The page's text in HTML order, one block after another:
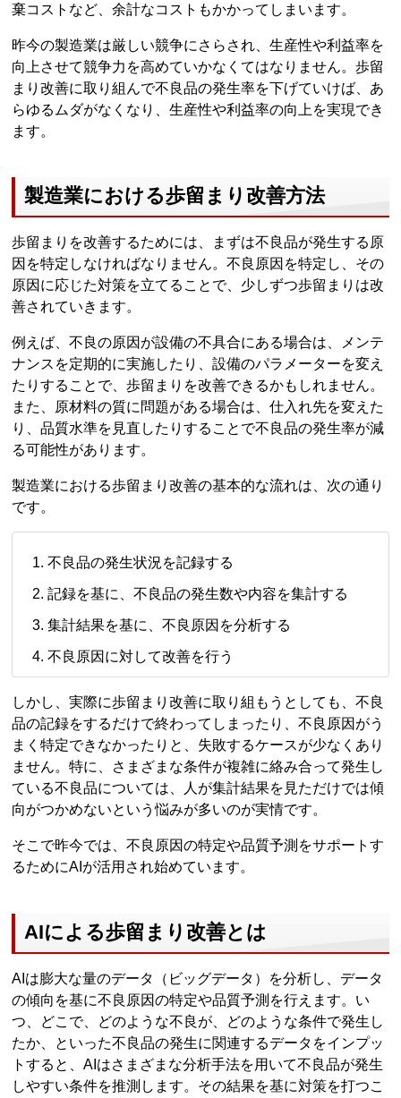
棄コストなど、余計なコストもかかってしまいます。
昨今の製造業は厳しい競争にさらされ、生産性や利益率を
向上させて競争力を高めていかなくてはなりません。歩留
まり改善に取り組んで不良品の発生率を下げていけば、あ
らゆるムダがなくなり、生産性や利益率の向上を実現でき
ます。
製造業における歩留まり改善方法
歩留まりを改善するためには、まずは不良品が発生する原
因を特定しなければなりません。不良原因を特定し、その
原因に応じた対策を立てることで、少しずつ歩留まりは改
善されていきます。
例えば、不良の原因が設備の不具合にある場合は、メンテ
ナンスを定期的に実施したり、設備のパラメーターを変え
たりすることで、歩留まりを改善できるかもしれません。
また、原材料の質に問題がある場合は、仕入れ先を変えた
り、品質水準を見直したりすることで不良品の発生率が減
る可能性があります。
製造業における歩留まり改善の基本的な流れは、次の通り
です。
不良品の発生状況を記録する
記録を基に、不良品の発生数や内容を集計する
集計結果を基に、不良原因を分析する
不良原因に対して改善を行う
しかし、実際に歩留まり改善に取り組もうとしても、不良
品の記録をするだけで終わってしまったり、不良原因がう
まく特定できなかったりと、失敗するケースが少なくあり
ません。特に、さまざまな条件が複雑に絡み合って発生し
ている不良品については、人が集計結果を見ただけでは傾
向がつかめないという悩みが多いのが実情です。
そこで昨今では、不良原因の特定や品質予測をサポートす
るためにAIが活用され始めています。
AIによる歩留まり改善とは
AIは膨大な量のデータ（ビッグデータ）を分析し、データ
の傾向を基に不良原因の特定や品質予測を行えます。い
つ、どこで、どのような不良が、どのような条件で発生し
たか、といった不良品の発生に関連するデータをインプッ
トすると、AIはさまざまな分析手法を用いて不良品が発生
しやすい条件を推測します。その結果を基に対策を打つこ